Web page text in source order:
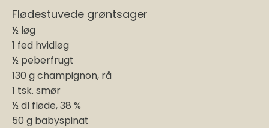
Flødestuvede grøntsager
½ løg
1 fed hvidløg
½ peberfrugt
130 g champignon, rå
1 tsk. smør
½ dl fløde, 38 %
50 g babyspinat